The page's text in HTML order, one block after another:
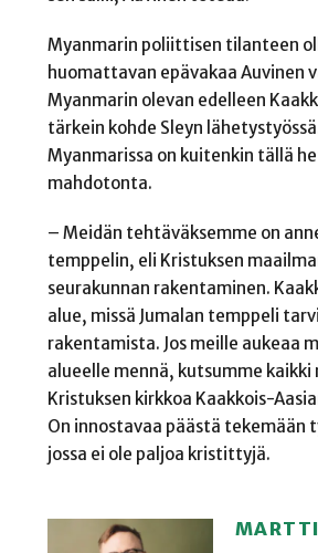
Myanmarin poliittisen tilanteen
huomattavan epävakaa Auvinen
Myanmarin olevan edelleen
tärkein kohde Sleyn
Myanmarissa on kuitenkin tällä
mahdotonta.
– Meidän tehtäväksemme on
temppelin, eli Kristuksen
seurakunnan rakentaminen.
alue, missä Jumalan temppeli
rakentamista. Jos meille aukeaa
alueelle mennä, kutsumme
Kristuksen kirkkoa Kaakkois-
On innostavaa päästä tekemään
jossa ei ole paljoa kristittyjä.